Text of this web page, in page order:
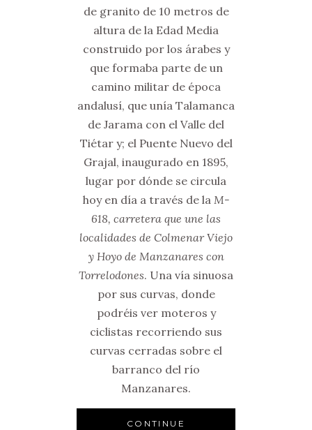
de granito de 10 metros de
altura de la Edad Media
construido por los árabes y
que formaba parte de un
camino militar de época
andalusí, que unía Talamanca
de Jarama con el Valle del
Tiétar y; el Puente Nuevo del
Grajal, inaugurado en 1895,
lugar por dónde se circula
hoy en día a través de la M-
618, carretera que une las
localidades de Colmenar Viejo
y Hoyo de Manzanares con
Torrelodones. Una vía sinuosa
por sus curvas, donde
podréis ver moteros y
ciclistas recorriendo sus
curvas cerradas sobre el
barranco del río
Manzanares.
CONTINUE